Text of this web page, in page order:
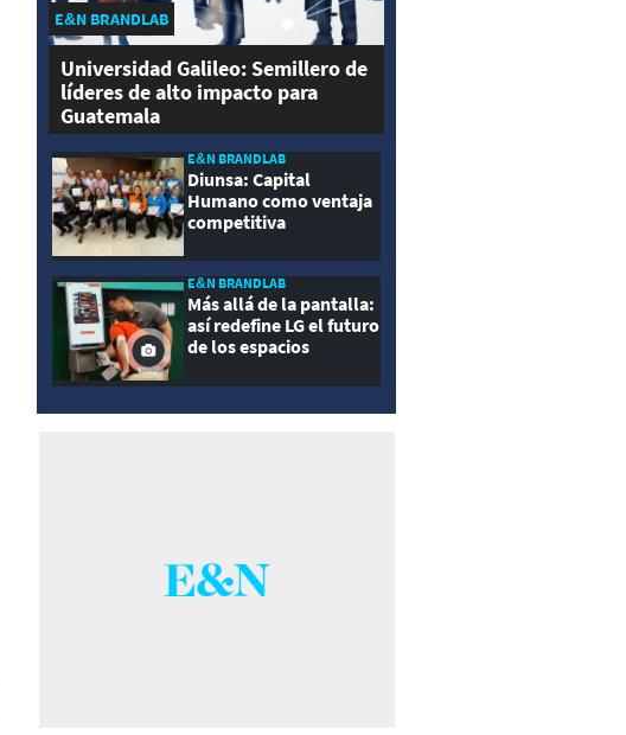
E&N BRANDLAB
Universidad Galileo: Semillero de
líderes de alto impacto para
Guatemala
E&N BRANDLAB
Diunsa: Capital
Humano como ventaja
competitiva
E&N BRANDLAB
Más allá de la pantalla:
así redefine LG el futuro
de los espacios